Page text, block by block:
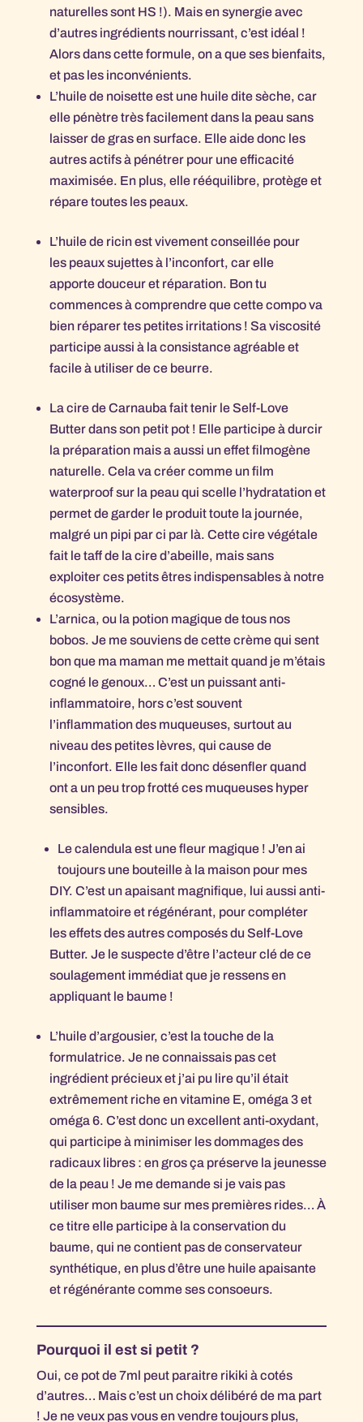
naturelles sont HS !). Mais en synergie avec
d’autres ingrédients nourrissant, c’est idéal !
Alors dans cette formule, on a que ses bienfaits,
et pas les inconvénients.
L’huile de noisette est une huile dite sèche, car
elle pénètre très facilement dans la peau sans
laisser de gras en surface. Elle aide donc les
autres actifs à pénétrer pour une efficacité
maximisée. En plus, elle rééquilibre, protège et
répare toutes les peaux.
L’huile de ricin est vivement conseillée pour
les peaux sujettes à l’inconfort, car elle
apporte douceur et réparation. Bon tu
commences à comprendre que cette compo va
bien réparer tes petites irritations ! Sa viscosité
participe aussi à la consistance agréable et
facile à utiliser de ce beurre.
La cire de Carnauba fait tenir le Self-Love
Butter dans son petit pot ! Elle participe à durcir
la préparation mais a aussi un effet filmogène
naturelle. Cela va créer comme un film
waterproof sur la peau qui scelle l’hydratation et
permet de garder le produit toute la journée,
malgré un pipi par ci par là. Cette cire végétale
fait le taff de la cire d’abeille, mais sans
exploiter ces petits êtres indispensables à notre
écosystème.
L’arnica, ou la potion magique de tous nos
bobos. Je me souviens de cette crème qui sent
bon que ma maman me mettait quand je m’étais
cogné le genoux… C’est un puissant anti-
inflammatoire, hors c’est souvent
l’inflammation des muqueuses, surtout au
niveau des petites lèvres, qui cause de
l’inconfort. Elle les fait donc désenfler quand
ont a un peu trop frotté ces muqueuses hyper
sensibles.
Le calendula est une fleur magique ! J’en ai
toujours une bouteille à la maison pour mes
DIY. C’est un apaisant magnifique, lui aussi anti-
inflammatoire et régénérant, pour compléter
les effets des autres composés du Self-Love
Butter. Je le suspecte d’être l’acteur clé de ce
soulagement immédiat que je ressens en
appliquant le baume !
L’huile d’argousier, c’est la touche de la
formulatrice. Je ne connaissais pas cet
ingrédient précieux et j’ai pu lire qu’il était
extrêmement riche en vitamine E, oméga 3 et
oméga 6. C’est donc un excellent anti-oxydant,
qui participe à minimiser les dommages des
radicaux libres : en gros ça préserve la jeunesse
de la peau ! Je me demande si je vais pas
utiliser mon baume sur mes premières rides… À
ce titre elle participe à la conservation du
baume, qui ne contient pas de conservateur
synthétique, en plus d’être une huile apaisante
et régénérante comme ses consoeurs.
Pourquoi il est si petit ?
Oui, ce pot de 7ml peut paraitre rikiki à cotés
d’autres… Mais c’est un choix délibéré de ma part
! Je ne veux pas vous en vendre toujours plus,